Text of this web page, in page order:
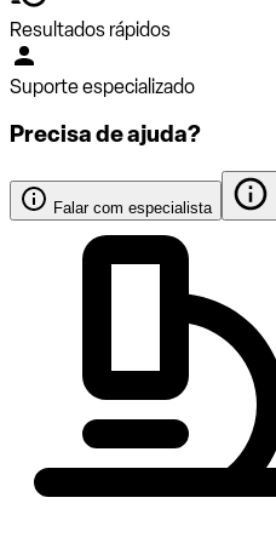
Resultados rápidos
Suporte especializado
Precisa de ajuda?
Falar com especialista